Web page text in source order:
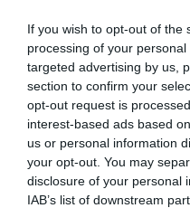
If you wish to opt-out of the
processing of your
targeted advertising by us,
section to confirm your
opt-out request is
interest-based ads based
us or personal information
your opt-out. You may
disclosure of your personal
IAB’s list of downstream